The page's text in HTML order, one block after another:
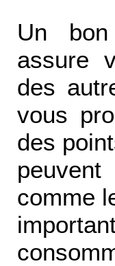
Un
assure
des
vous
des
comme